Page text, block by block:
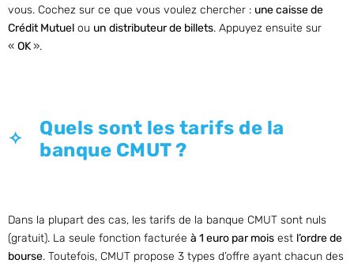
vous. Cochez sur ce que vous voulez chercher : une caisse de
Crédit Mutuel ou un distributeur de billets. Appuyez ensuite sur
« OK».
Quels sont les tarifs de la
banque CMUT ?
Dans la plupart des cas, les tarifs de la banque CMUT sont nuls
(gratuit). La seule fonction facturée à 1 euro par mois est l’ordre de
bourse. Toutefois, CMUT propose 3 types d’offre ayant chacun des